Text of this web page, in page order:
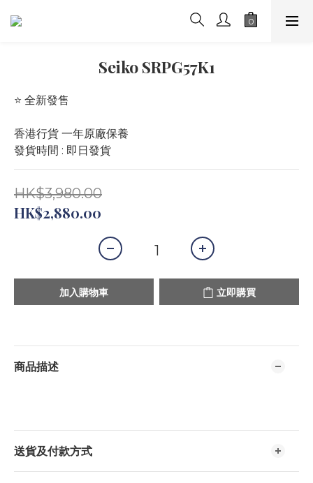
Seiko SRPG57K1
⭐️ 全新發售
香港行貨 一年原廠保養
發貨時間 : 即日發貨
HK$3,980.00
HK$2,880.00
加入購物車 立即購買
商品描述
送貨及付款方式